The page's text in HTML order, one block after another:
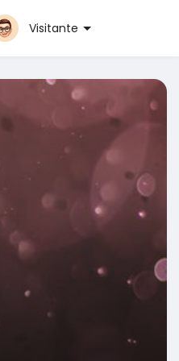
Visitante